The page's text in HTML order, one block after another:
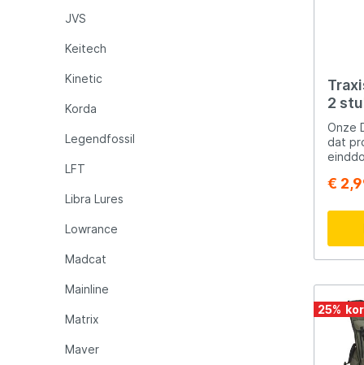
JVS
Keitech
Kinetic
Korda
Legendfossil
LFT
Libra Lures
Lowrance
Madcat
Mainline
Matrix
Maver
2
Onze
dat
in alle
kunt
maken. Of je nu een
hebt
we
€
25%